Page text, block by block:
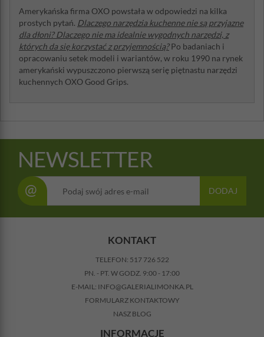
Amerykańska firma OXO powstała w odpowiedzi na kilka
prostych pytań. Dlaczego narzędzia kuchenne nie są przyjazne
dla dłoni? Dlaczego nie ma idealnie wygodnych narzędzi, z
których da się korzystać z przyjemnością?Po badaniach i
opracowaniu setek modeli i wariantów, w roku 1990 na rynek
amerykański wypuszczono pierwszą serię piętnastu narzędzi
kuchennych OXO Good Grips.
NEWSLETTER
@ DODAJ
KONTAKT
TELEFON: 517 726 522
PN. - PT. W GODZ. 9:00 - 17:00
E-MAIL: INFO@GALERIALIMONKA.PL
FORMULARZ KONTAKTOWY
NASZ BLOG
INFORMACJE